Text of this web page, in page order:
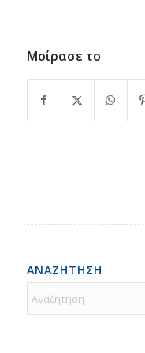
Μοίρασε το
ΑΝΑΖΗΤΗΣΗ